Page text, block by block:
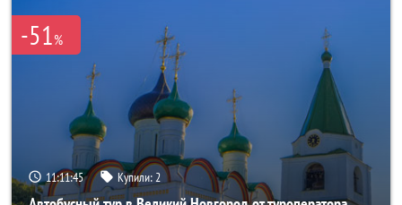
-51%
11:11:44 Купили: 2